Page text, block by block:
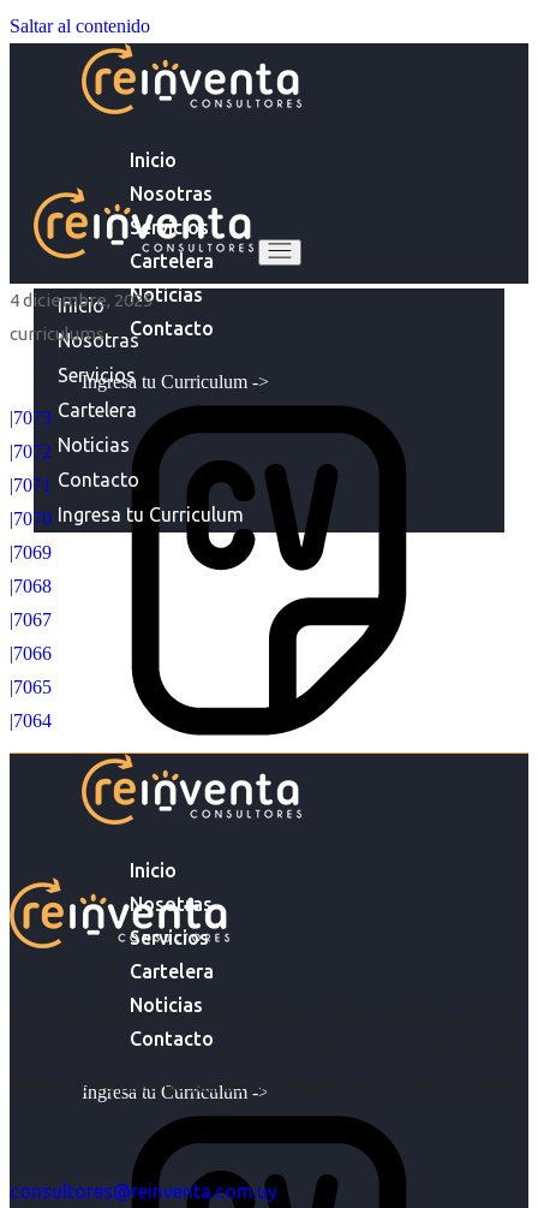
Saltar al contenido
Inicio
Nosotras
Servicios
Cartelera
Noticias
Contacto
Ingresa tu Curriculum ->
Inicio
Nosotras
Servicios
Cartelera
Noticias
Contacto
Ingresa tu Curriculum ->
Inicio
Nosotras
Servicios
Cartelera
Noticias
Contacto
Ingresa tu Curriculum
4 diciembre, 2025
curriculums
|7073
|7072
|7071
|7070
|7069
|7068
|7067
|7066
|7065
|7064
Acompañar a empresas en su gestión de capital humano y
acompañar a personas en la búsqueda y encuentro de sus
objetivos es para nosotros un trabajo, pero antes un placer.
consultores@reinventa.com.uy